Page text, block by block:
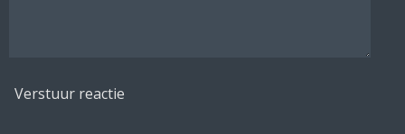
Verstuur reactie